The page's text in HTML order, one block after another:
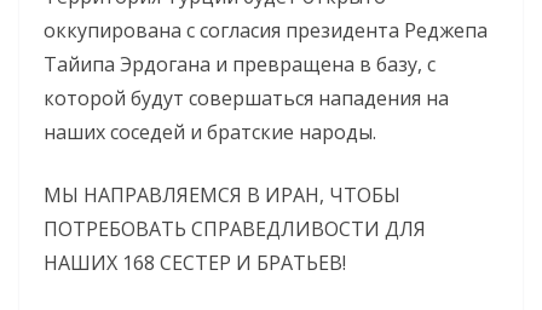
оккупирована с согласия президента Реджепа
Тайипа Эрдогана и превращена в базу, с
которой будут совершаться нападения на
наших соседей и братские народы.
МЫ НАПРАВЛЯЕМСЯ В ИРАН, ЧТОБЫ
ПОТРЕБОВАТЬ СПРАВЕДЛИВОСТИ ДЛЯ
НАШИХ 168 СЕСТЕР И БРАТЬЕВ!